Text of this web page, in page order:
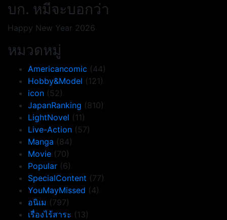
บก. หมีจะบอกว่า
Happy New Year 2026
หมวดหมู่
Americancomic (44)
Hobby&Model (121)
icon (52)
JapanRanking (810)
LightNovel (11)
Live-Action (57)
Manga (84)
Movie (70)
Popular (6)
SpecialContent (77)
YouMayMissed (4)
อนิเม (797)
เรื่องไร้สาระ (13)